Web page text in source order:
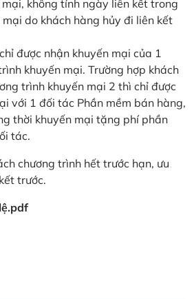
không tính ngày liên kết trong
do khách hàng hủy đi liên kết
được nhận khuyến mại của 1
khuyến mại. Trường hợp khách
trình khuyến mại 2 thì chỉ được
với 1 đối tác Phần mềm bán hàng,
thời khuyến mại tặng phí phần
tác.
chương trình hết trước hạn, ưu
trước.